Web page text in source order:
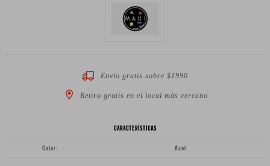
Envío gratis sobre $1990
Retiro gratis en el local más cercano
CARACTERÍSTICAS
Color Azul